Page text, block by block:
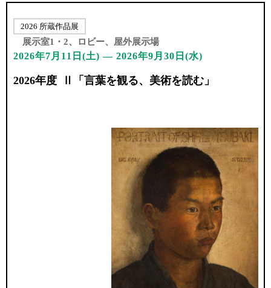
2026 所蔵作品展
展示室1・2、ロビー、屋外展示場
2026年7月11日(土) ― 2026年9月30日(水)
2026年度 Ⅱ「言葉を観る、美術を読む」